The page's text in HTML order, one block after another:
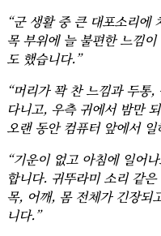
“군 생활 중 큰 대포소리에
목 부위에 늘 불편한 느낌
도 했습니다.”
“머리가 꽉 찬 느낌과 두통
다니고, 우측 귀에서 밤만
오랜 동안 컴퓨터 앞에서
“기운이 없고 아침에 일어
합니다. 귀뚜라미 소리 같
목, 어깨, 몸 전체가 긴장되
니다.”